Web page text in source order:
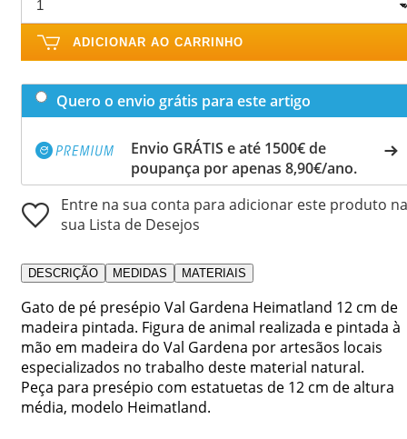
ADICIONAR AO CARRINHO
Quero o envio grátis para este artigo
Envio GRÁTIS e até 1500€ de
poupança por apenas 8,90€/ano.
Entre na sua conta para adicionar este produto na
sua Lista de Desejos
DESCRIÇÃO MEDIDAS MATERIAIS
Gato de pé presépio Val Gardena Heimatland 12 cm de
madeira pintada. Figura de animal realizada e pintada à
mão em madeira do Val Gardena por artesãos locais
especializados no trabalho deste material natural.
Peça para presépio com estatuetas de 12 cm de altura
média, modelo Heimatland.